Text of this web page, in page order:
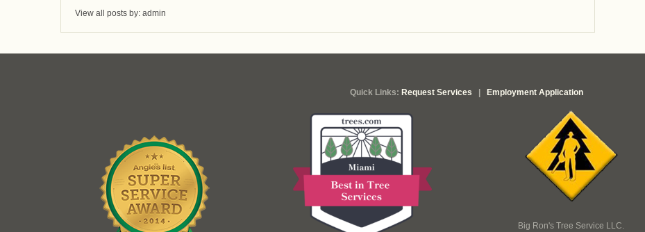
View all posts by: admin
Quick Links: Request Services Employment Application
Big Ron's Tree Service LLC.